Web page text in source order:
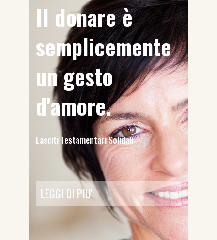
Il donare è
semplicemente
un gesto
d'amore.
Lasciti Testamentari Solidali
LEGGI DI PIU'